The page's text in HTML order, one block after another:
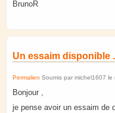
BrunoR
Un essaim disponible
Permalien Soumis par michel1607 le
Bonjour ,
je pense avoir un essaim de